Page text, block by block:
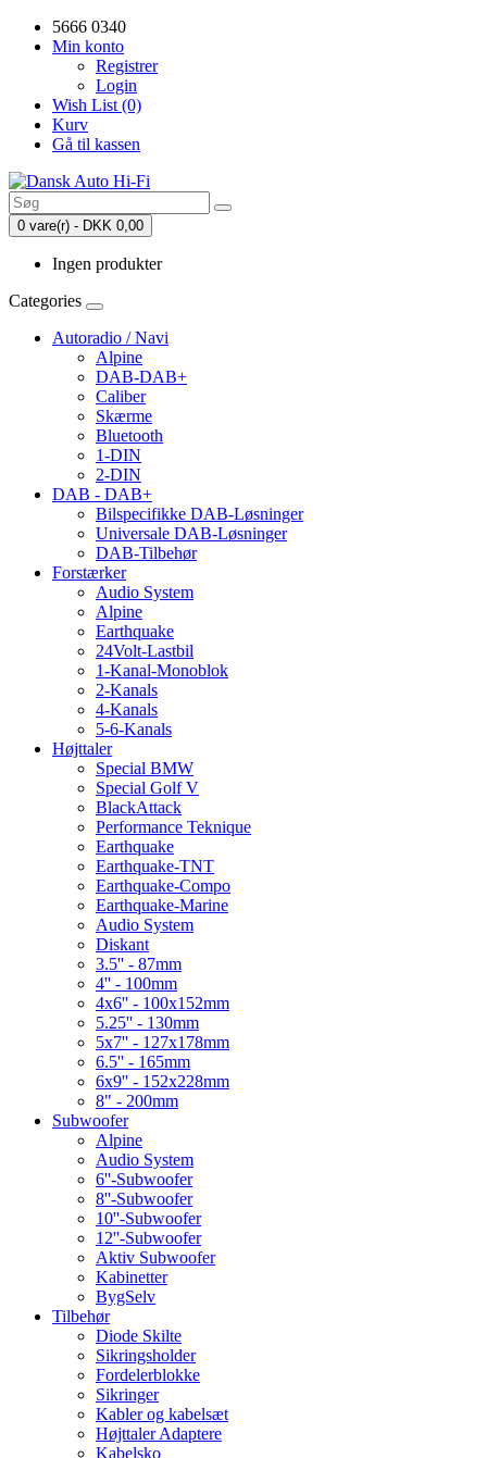
5666 0340
Min konto
Registrer
Login
Wish List (0)
Kurv
Gå til kassen
0 vare(r) - DKK 0,00
Ingen produkter
Categories
Autoradio / Navi
Alpine
DAB-DAB+
Caliber
Skærme
Bluetooth
1-DIN
2-DIN
DAB - DAB+
Bilspecifikke DAB-Løsninger
Universale DAB-Løsninger
DAB-Tilbehør
Forstærker
Audio System
Alpine
Earthquake
24Volt-Lastbil
1-Kanal-Monoblok
2-Kanals
4-Kanals
5-6-Kanals
Højttaler
Special BMW
Special Golf V
BlackAttack
Performance Teknique
Earthquake
Earthquake-TNT
Earthquake-Compo
Earthquake-Marine
Audio System
Diskant
3.5'' - 87mm
4'' - 100mm
4x6'' - 100x152mm
5.25'' - 130mm
5x7'' - 127x178mm
6.5'' - 165mm
6x9'' - 152x228mm
8" - 200mm
Subwoofer
Alpine
Audio System
6''-Subwoofer
8''-Subwoofer
10''-Subwoofer
12''-Subwoofer
Aktiv Subwoofer
Kabinetter
BygSelv
Tilbehør
Diode Skilte
Sikringsholder
Fordelerblokke
Sikringer
Kabler og kabelsæt
Højttaler Adaptere
Kabelsko